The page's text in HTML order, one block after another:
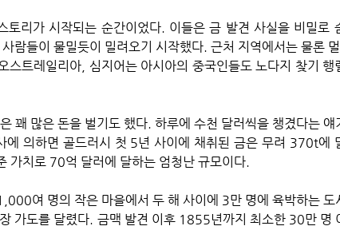
토리가 시작되는 순간이었다. 이들은 금 발견 사실을 비밀로
람들이 물밀듯이 밀려오기 시작했다. 근처 지역에서는 물론
스트레일리아, 심지어는 아시아의 중국인들도 노다지 찾기 행
꽤 많은 돈을 벌기도 했다. 하루에 수천 달러씩을 챙겼다는 얘
에 의하면 골드러시 첫 5년 사이에 채취된 금은 무려 370t에
치로 70억 달러에 달하는 엄청난 규모이다.
여 명의 작은 마을에서 두 해 사이에 3만 명에 육박하는 도
가도를 달렸다. 금맥 발견 이후 1855년까지 최소한 30만 명